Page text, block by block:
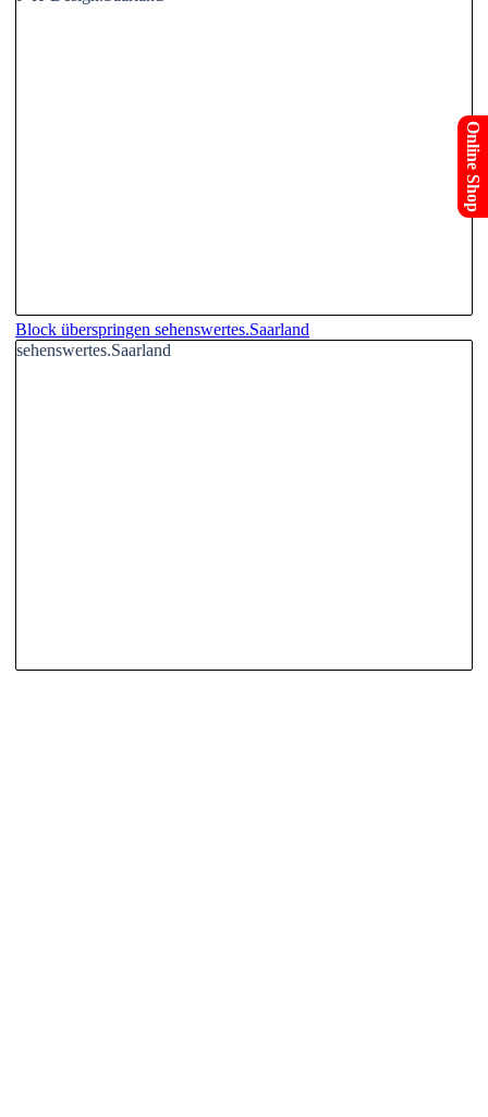
Online Shop
Block überspringen sehenswertes.Saarland
sehenswertes.Saarland